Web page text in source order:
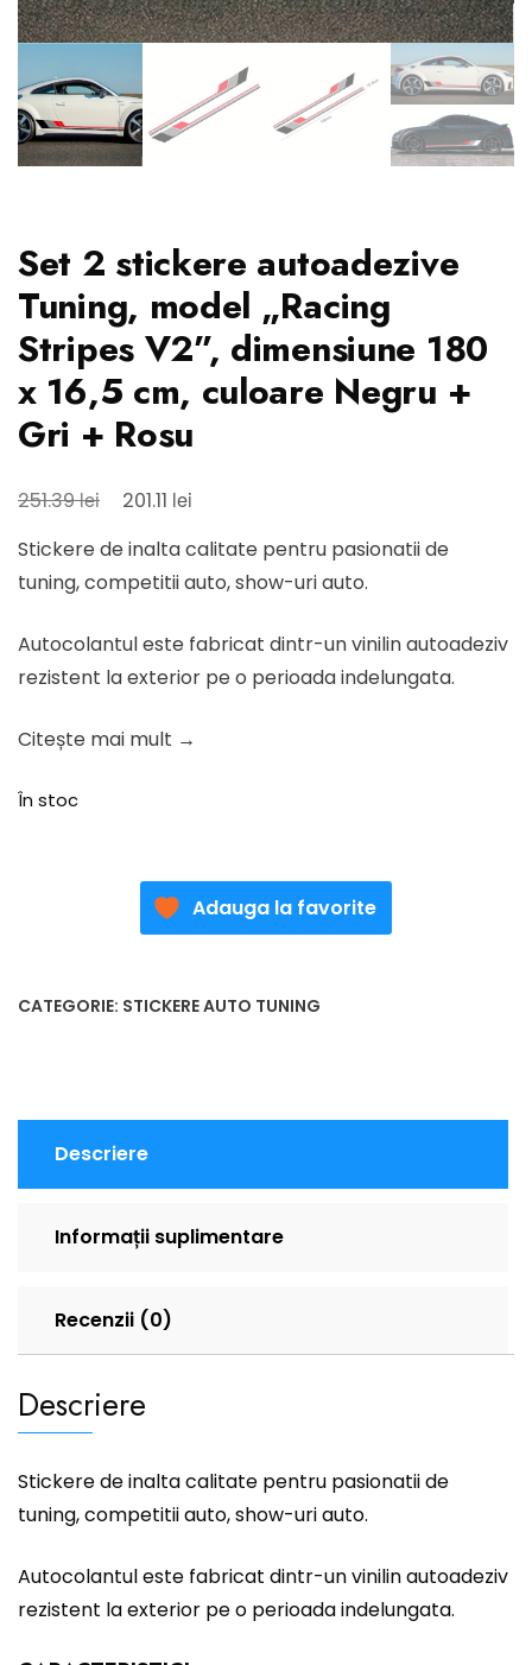
Set 2 stickere autoadezive
Tuning, model „Racing
Stripes V2”, dimensiune 180
x 16,5 cm, culoare Negru +
Gri + Rosu
251.39lei
Prețul
a
fost:
251.39 lei.
201.11 lei
este:
201.11 lei.
Stickere de inalta calitate pentru pasionatii de
tuning, competitii auto, show-uri auto.
Autocolantul este fabricat dintr-un vinilin autoadeziv
rezistent la exterior pe o perioada indelungata.
Citește mai mult →
În stoc
Adauga la favorite
CATEGORIE: STICKERE AUTO TUNING
Descriere
Informații suplimentare
Recenzii (0)
Descriere
Stickere de inalta calitate pentru pasionatii de
tuning, competitii auto, show-uri auto.
Autocolantul este fabricat dintr-un vinilin autoadeziv
rezistent la exterior pe o perioada indelungata.